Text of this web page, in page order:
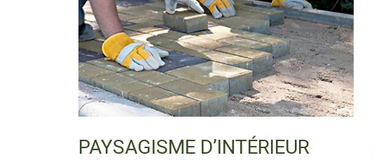
PAYSAGISME D’INTÉRIEUR